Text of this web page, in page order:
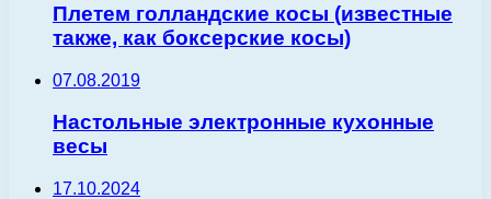
Плетем голландские косы (известные
также, как боксерские косы)
07.08.2019
Настольные электронные кухонные
весы
17.10.2024